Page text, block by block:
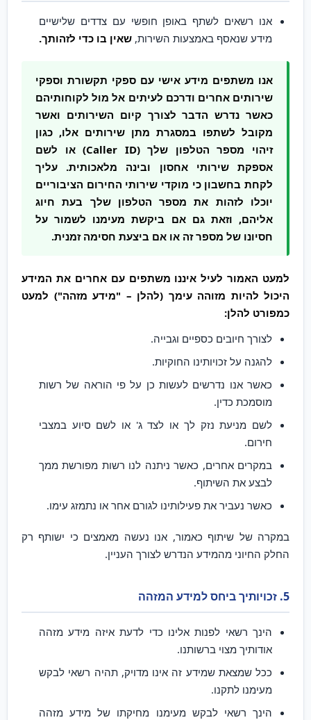
אנו רשאים לשתף באופן חופשי עם צדדים שלישיים
מידע שנאסף באמצעות השירות, שאין בו כדי לזהותך.
אנו משתפים מידע אישי עם ספקי תקשורת וספקי
שירותים אחרים ודרכם לעיתים אל מול לקוחותיהם
כאשר נדרש הדבר לצורך קיום השירותים ואשר
מקובל לשתפו במסגרת מתן שירותים אלו, כגון
זיהוי מספר הטלפון שלך (Caller ID) או לשם
אספקת שירותי אחסון ובינה מלאכותית. עליך
לקחת בחשבון כי מוקדי שירותי החירום הציבוריים
יוכלו לזהות את מספר הטלפון שלך בעת חיוג
אליהם, וזאת גם אם ביקשת מעימנו לשמור על
חסיונו של מספר זה או אם ביצעת חסימה זמנית.
למעט האמור לעיל איננו משתפים עם אחרים את המידע
היכול להיות מזוהה עימך (להלן – "מידע מזהה") למעט
כמפורט להלן:
לצורך חיובים כספיים וגבייה.
להגנה על זכויותינו החוקיות.
כאשר אנו נדרשים לעשות כן על פי הוראה של רשות
מוסמכת כדין.
לשם מניעת נזק לך או לצד ג' או לשם סיוע במצבי
חירום.
במקרים אחרים, כאשר ניתנה לנו רשות מפורשת ממך
לבצע את השיתוף.
כאשר נעביר את פעילותינו לגורם אחר או נתמזג עימו.
במקרה של שיתוף כאמור, אנו נעשה מאמצים כי ישותף רק
החלק החיוני מהמידע הנדרש לצורך העניין.
5. זכויותיך ביחס למידע המזהה
הינך רשאי לפנות אלינו כדי לדעת איזה מידע מזהה
אודותיך מצוי ברשותנו.
ככל שמצאת שמידע זה אינו מדויק, תהיה רשאי לבקש
מעימנו לתקנו.
הינך רשאי לבקש מעימנו מחיקתו של מידע מזהה